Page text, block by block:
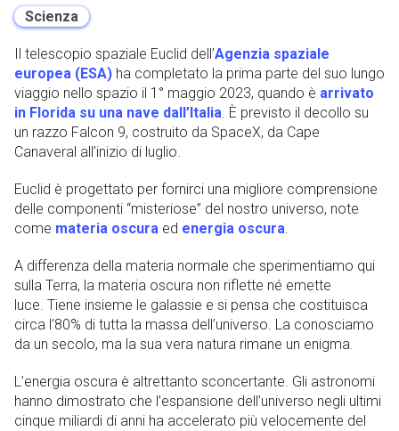
Scienza
Il telescopio spaziale Euclid dell’Agenzia spaziale
europea (ESA) ha completato la prima parte del suo lungo
viaggio nello spazio il 1° maggio 2023, quando è arrivato
in Florida su una nave dall’Italia. È previsto il decollo su
un razzo Falcon 9, costruito da SpaceX, da Cape
Canaveral all’inizio di luglio.
Euclid è progettato per fornirci una migliore comprensione
delle componenti “misteriose” del nostro universo, note
come materia oscura ed energia oscura.
A differenza della materia normale che sperimentiamo qui
sulla Terra, la materia oscura non riflette né emette
luce. Tiene insieme le galassie e si pensa che costituisca
circa l’80% di tutta la massa dell’universo. La conosciamo
da un secolo, ma la sua vera natura rimane un enigma.
L’energia oscura è altrettanto sconcertante. Gli astronomi
hanno dimostrato che l’espansione dell’universo negli ultimi
cinque miliardi di anni ha accelerato più velocemente del